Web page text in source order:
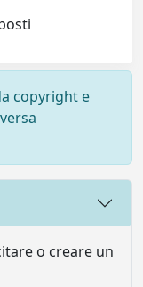
copyright e
o creare un